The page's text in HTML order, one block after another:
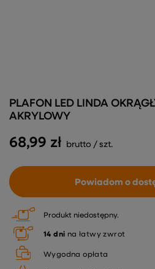
68,99 zł brutto / szt.
Powiadom o
PLAFON LED LINDA
AKRYLOWY
Produkt niedostępny
14 dni na łatwy zwrot
Wygodna opłata